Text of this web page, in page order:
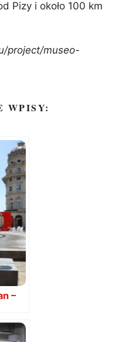
Pizy i około 100 km
project/museo-
WPISY:
–